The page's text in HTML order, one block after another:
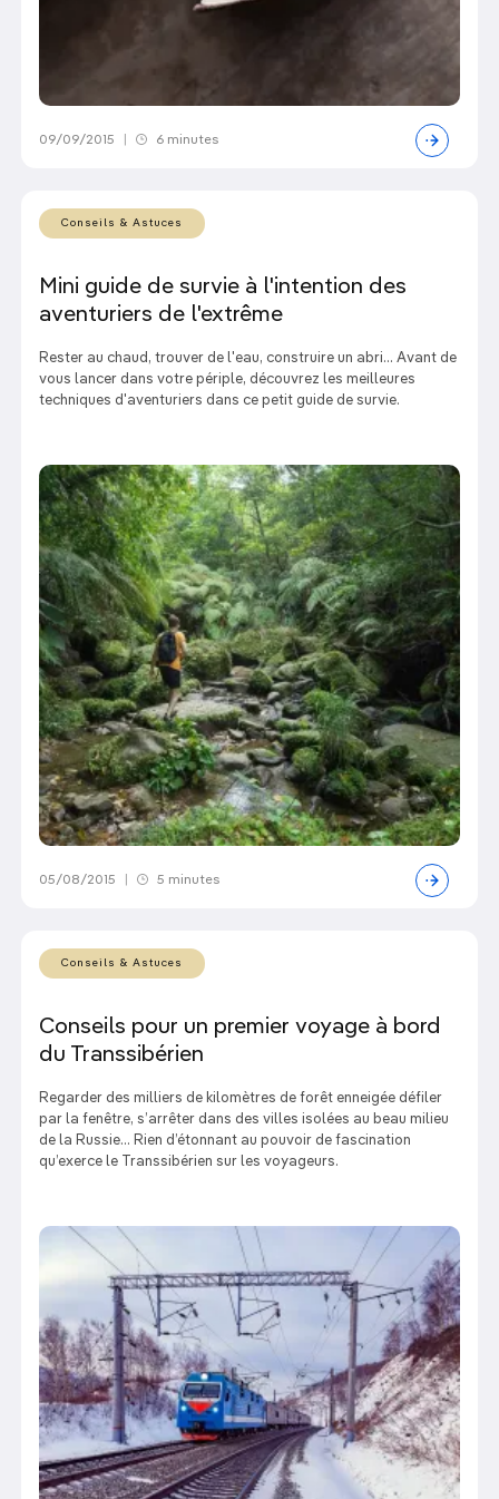
09/09/2015 6 minutes
Conseils & Astuces
Mini guide de survie à l'intention des
aventuriers de l'extrême
Rester au chaud, trouver de l'eau, construire un abri... Avant de
vous lancer dans votre périple, découvrez les meilleures
techniques d'aventuriers dans ce petit guide de survie.
05/08/2015 5 minutes
Conseils & Astuces
Conseils pour un premier voyage à bord
du Transsibérien
Regarder des milliers de kilomètres de forêt enneigée défiler
par la fenêtre, s’arrêter dans des villes isolées au beau milieu
de la Russie... Rien d’étonnant au pouvoir de fascination
qu’exerce le Transsibérien sur les voyageurs.